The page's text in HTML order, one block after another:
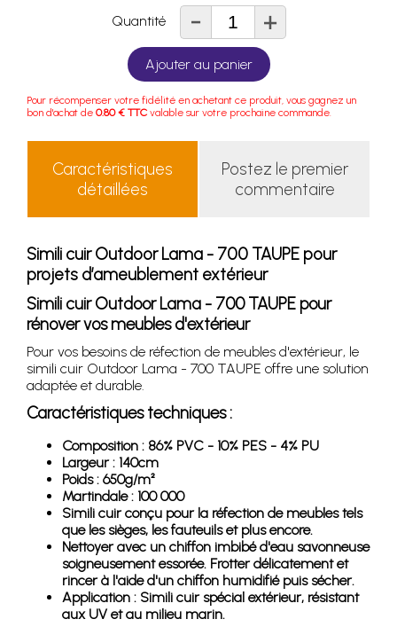
Quantité - +
Ajouter au panier
Pour récompenser votre fidélité en achetant ce produit, vous gagnez un
bon d'achat de 0.80 € TTC valable sur votre prochaine commande.
Caractéristiques
détaillées
Postez le premier
commentaire
Simili cuir Outdoor Lama - 700 TAUPE pour
projets d’ameublement extérieur
Simili cuir Outdoor Lama - 700 TAUPE pour
rénover vos meubles d'extérieur
Pour vos besoins de réfection de meubles d'extérieur, le
simili cuir Outdoor Lama - 700 TAUPE offre une solution
adaptée et durable.
Caractéristiques techniques :
Composition : 86% PVC - 10% PES - 4% PU
Largeur : 140cm
Poids : 650g/m²
Martindale : 100 000
Simili cuir conçu pour la réfection de meubles tels
que les sièges, les fauteuils et plus encore.
Nettoyer avec un chiffon imbibé d'eau savonneuse
soigneusement essorée. Frotter délicatement et
rincer à l'aide d'un chiffon humidifié puis sécher.
Application : Simili cuir spécial extérieur, résistant
aux UV et au milieu marin.